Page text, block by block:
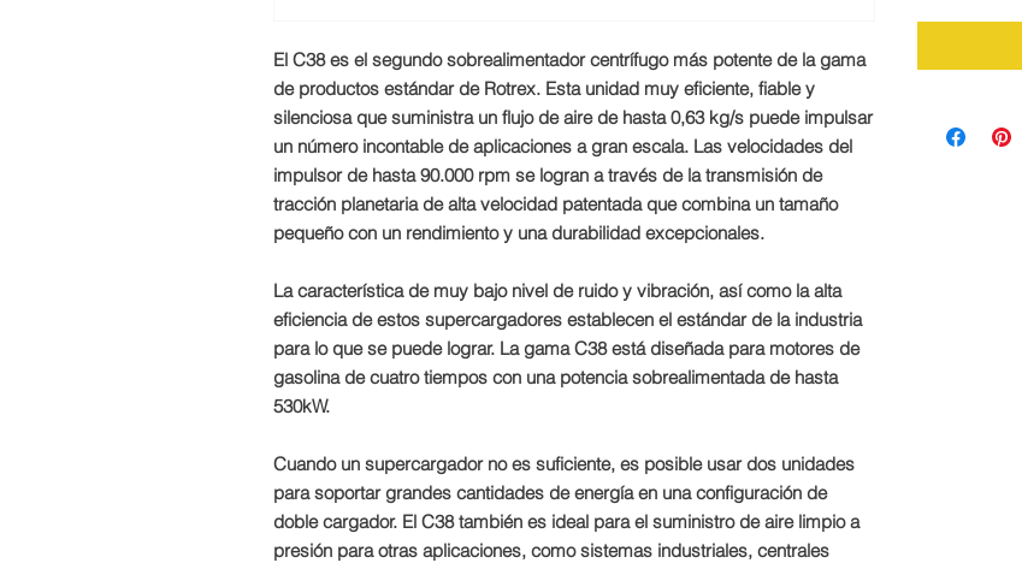
El C38 es el segundo sobrealimentador centrífugo más potente de la gama
de productos estándar de Rotrex. Esta unidad muy eficiente, fiable y
silenciosa que suministra un flujo de aire de hasta 0,63 kg/s puede impulsar
un número incontable de aplicaciones a gran escala. Las velocidades del
impulsor de hasta 90.000 rpm se logran a través de la transmisión de
tracción planetaria de alta velocidad patentada que combina un tamaño
pequeño con un rendimiento y una durabilidad excepcionales.
La característica de muy bajo nivel de ruido y vibración, así como la alta
eficiencia de estos supercargadores establecen el estándar de la industria
para lo que se puede lograr. La gama C38 está diseñada para motores de
gasolina de cuatro tiempos con una potencia sobrealimentada de hasta
530kW.
Cuando un supercargador no es suficiente, es posible usar dos unidades
para soportar grandes cantidades de energía en una configuración de
doble cargador. El C38 también es ideal para el suministro de aire limpio a
presión para otras aplicaciones, como sistemas industriales, centrales